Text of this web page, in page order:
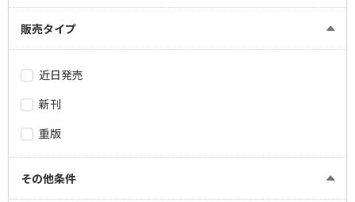
販売タイプ
近日発売
新刊
重版
その他条件